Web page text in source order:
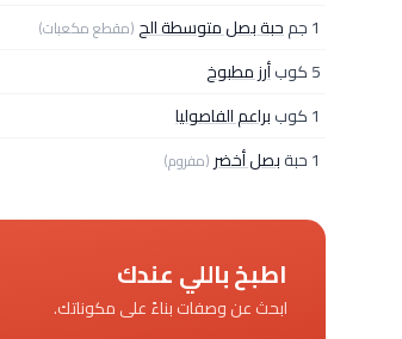
1 جم
حبة بصل متوسطة الح(مقطع مكعبات)
5 كوب
أرز مطبوخ
1 كوب
براعم الفاصوليا
1 حبة
بصل أخضر (مفروم)
اطبخ باللي عندك
ابحث عن وصفات بناءً على مكوناتك.